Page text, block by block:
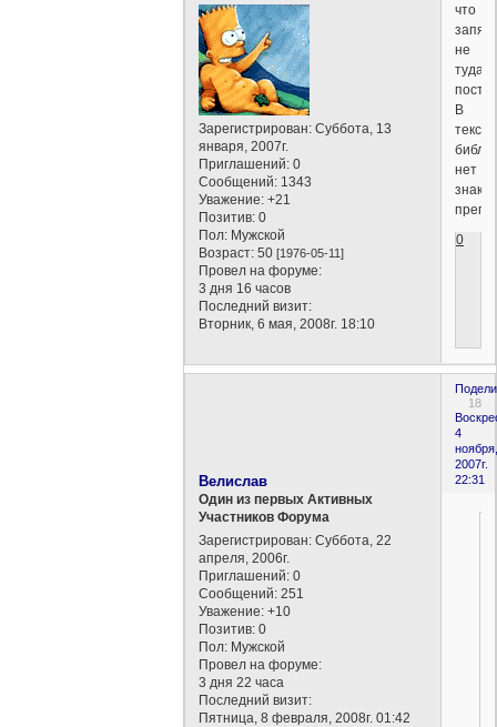
Зарегистрирован: Суббота, 13
января, 2007г.
Приглашений: 0
Сообщений: 1343
Уважение: +21
Позитив: 0
Пол: Мужской
Возраст: 50[1976-05-11]
Провел на форуме:
3 дня 16 часов
Последний визит:
Вторник, 6 мая, 2008г. 18:10
что
не
туда
В
тексте
нет
знаков
0
18
4
ноября,
2007г.
22:31
Велислав
Один из первых Активных
Участников Форума
Зарегистрирован: Суббота, 22
апреля, 2006г.
Приглашений: 0
Сообщений: 251
Уважение: +10
Позитив: 0
Пол: Мужской
Провел на форуме:
3 дня 22 часа
Последний визит:
Пятница, 8 февраля, 2008г. 01:42